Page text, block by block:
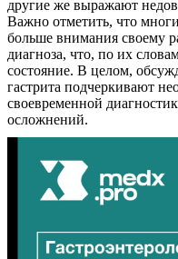
другие же выражают
Важно отметить, что
больше внимания своему
диагноза, что, по их
состояние. В целом,
гастрита подчеркивают
своевременной
осложнений.